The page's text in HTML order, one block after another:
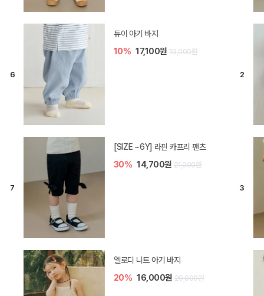
듀이 아기 바지
10% 17,100원 19,000원
[SIZE ~6Y] 라핀 카프리 팬츠
30% 14,700원 21,000원
엘로디 니트 아기 바지
20% 16,000원 20,000원